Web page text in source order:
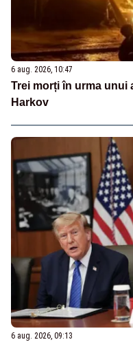
6 aug. 2026, 10:47
Trei morți în urma unui
Harkov
6 aug. 2026, 09:13